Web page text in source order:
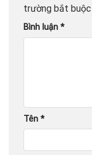
trường bắt
Bình luận *
Tên *